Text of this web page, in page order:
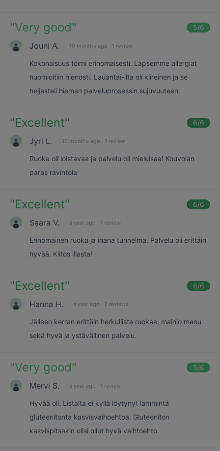
"Very good" 5/6
Jouni A. 10 months ago · 1 review
Kokonaisuus toimi erinomaisesti. Lapsemme allergiat
huomioitiin hienosti. Lauantai-ilta oli kiireinen ja se
heijasteli hieman palveluprosessin sujuvuuteen.
"Excellent" 6/6
Jyri L. 10 months ago · 1 review
Ruoka oli loistavaa ja palvelu oli mieluisaa! Kouvolan
paras ravintola
"Excellent" 6/6
Saara V. a year ago · 1 review
Erinomainen ruoka ja ihana tunnelma. Palvelu oli erittäin
hyvää. Kiitos illasta!
"Excellent" 6/6
Hanna H. a year ago · 2 reviews
Jälleen kerran erittäin herkullista ruokaa, mainio menu
sekä hyvä ja ystävällinen palvelu.
"Very good" 5/6
Mervi S. a year ago · 1 review
Hyvää oli. Listalta ei kyllä löytynyt lämmintä
gluteenitonta kasvisvaihoehtoa. Gluteeniton
kasvispitsakin olisi ollut hyvä vaihtoehto.